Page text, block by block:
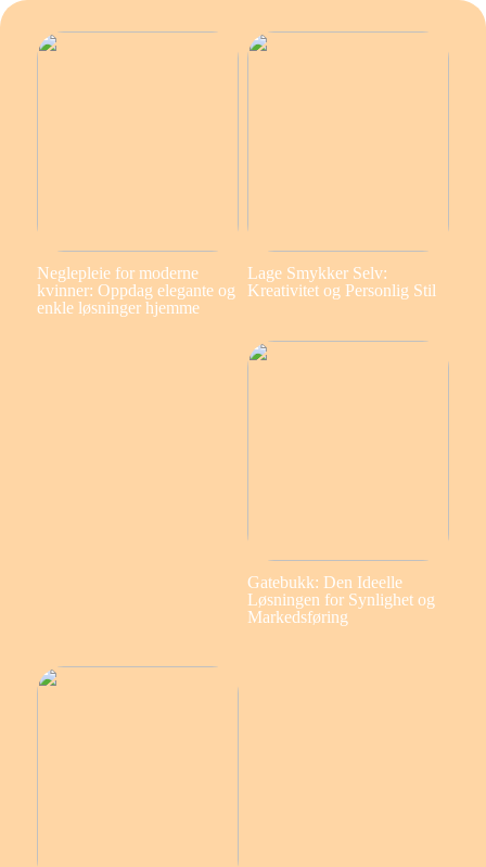
Neglepleie for moderne
kvinner: Oppdag elegante og
enkle løsninger hjemme
Lage Smykker Selv:
Kreativitet og Personlig Stil
Gatebukk: Den Ideelle
Løsningen for Synlighet og
Markedsføring